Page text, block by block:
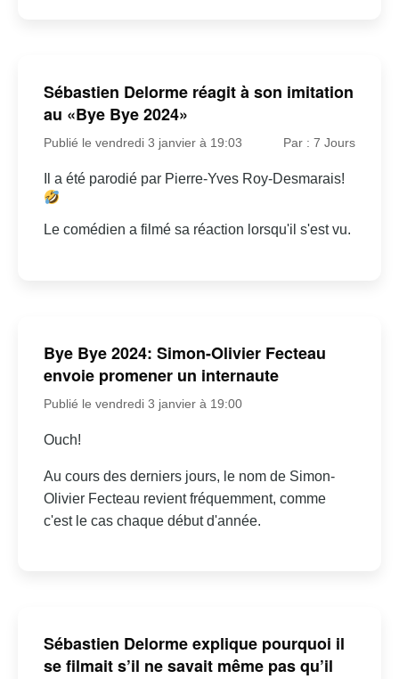
Sébastien Delorme réagit à son imitation
au «Bye Bye 2024»
Publié le vendredi 3 janvier à 19:03 Par : 7 Jours
Il a été parodié par Pierre-Yves Roy-Desmarais!
Le comédien a filmé sa réaction lorsqu'il s'est vu.
Bye Bye 2024: Simon-Olivier Fecteau
envoie promener un internaute
Publié le vendredi 3 janvier à 19:00
Ouch!
Au cours des derniers jours, le nom de Simon-
Olivier Fecteau revient fréquemment, comme
c'est le cas chaque début d'année.
Sébastien Delorme explique pourquoi il
se filmait s’il ne savait même pas qu’il